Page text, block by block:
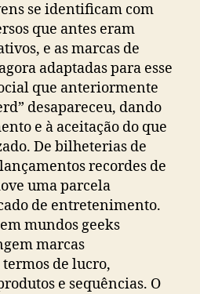
se identificam com
que antes eram
e as marcas de
adaptadas para esse
que anteriormente
desapareceu, dando
e à aceitação do que
De bilheterias de
recordes de
uma parcela
de entretenimento.
mundos geeks
marcas
de lucro,
e sequências. O